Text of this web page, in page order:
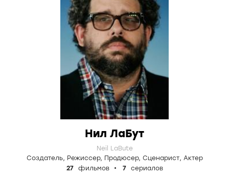
Нил ЛаБут
Neil LaBute
Создатель, Режиссер, Продюсер, Сценарист, Актер
27
фильмов 7 сериалов